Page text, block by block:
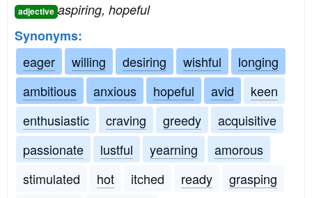
adjective aspiring, hopeful
Synonyms:
eager
willing desiring wishful
longing
ambitious
anxious hopeful avid
keen
enthusiastic
craving greedy
acquisitive
passionate
lustful yearning
amorous
stimulated
hot itched ready
grasping